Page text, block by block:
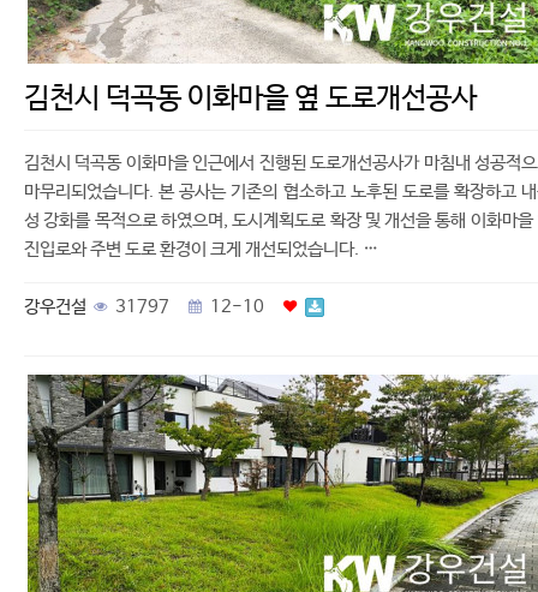
김천시 덕곡동 이화마을 옆 도로개선공사
김천시 덕곡동 이화마을 인근에서 진행된 도로개선공사가 마침내 성공적
마무리되었습니다. 본 공사는 기존의 협소하고 노후된 도로를 확장하고
성 강화를 목적으로 하였으며, 도시계획도로 확장 및 개선을 통해 이화마을
진입로와 주변 도로 환경이 크게 개선되었습니다. …
강우건설 31797 12-10